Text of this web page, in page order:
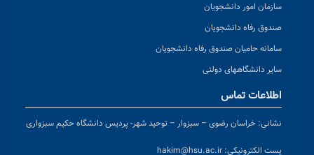
سازمان امور دانشجویان
صندوق رفاه دانشجویان
سامانه حامیان صندوق رفاه دانشجویان
سایر دانشگاههای دولتی
اطلاعات تماس
نشانی: خراسان رضوی – سبزوار – توحید شهر- پردیس دانشگاه حکیم سبزواری
پست الکترونیکی: hakim@hsu.ac.ir